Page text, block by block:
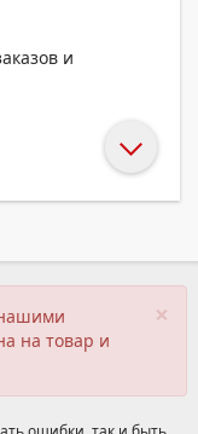
и
×
на товар и